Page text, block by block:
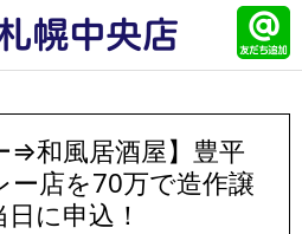
⇒和風居酒屋】豊平
ー店を70万で造作譲
に申込！